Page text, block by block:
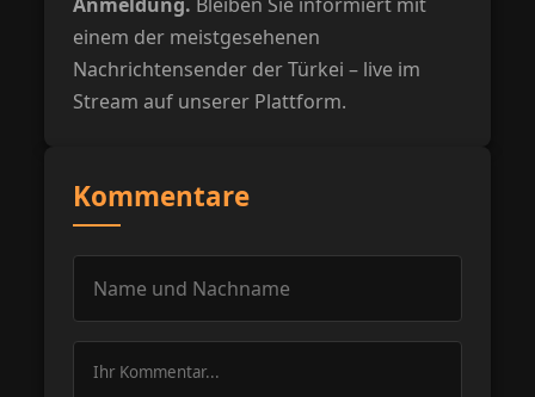
einem der meistgesehenen
Nachrichtensender der Türkei – live im
Stream auf unserer Plattform.
Kommentare